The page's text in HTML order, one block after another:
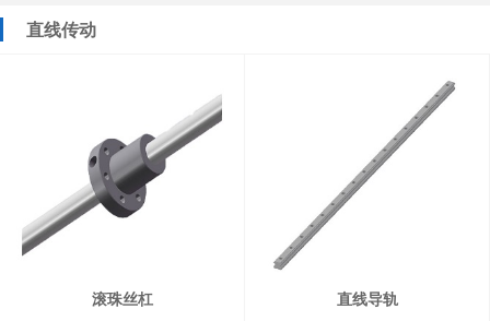
直线传动
滚珠丝杠 直线导轨